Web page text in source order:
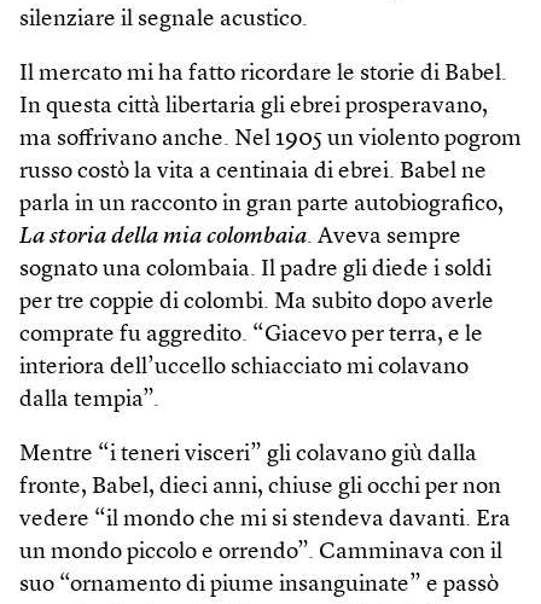
silenziare il segnale acustico.
Il mercato mi ha fatto ricordare le storie di Babel.
In questa città libertaria gli ebrei prosperavano,
ma soffrivano anche. Nel 1905 un violento pogrom
russo costò la vita a centinaia di ebrei. Babel ne
parla in un racconto in gran parte autobiografico,
La storia della mia colombaia. Aveva sempre
sognato una colombaia. Il padre gli diede i soldi
per tre coppie di colombi. Ma subito dopo averle
comprate fu aggredito. “Giacevo per terra, e le
interiora dell’uccello schiacciato mi colavano
dalla tempia”.
Mentre “i teneri visceri” gli colavano giù dalla
fronte, Babel, dieci anni, chiuse gli occhi per non
vedere “il mondo che mi si stendeva davanti. Era
un mondo piccolo e orrendo”. Camminava con il
suo “ornamento di piume insanguinate” e passò